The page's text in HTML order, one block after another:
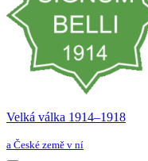
Velká válka 1914–⁠⁠⁠⁠⁠⁠1918
a České země v ní